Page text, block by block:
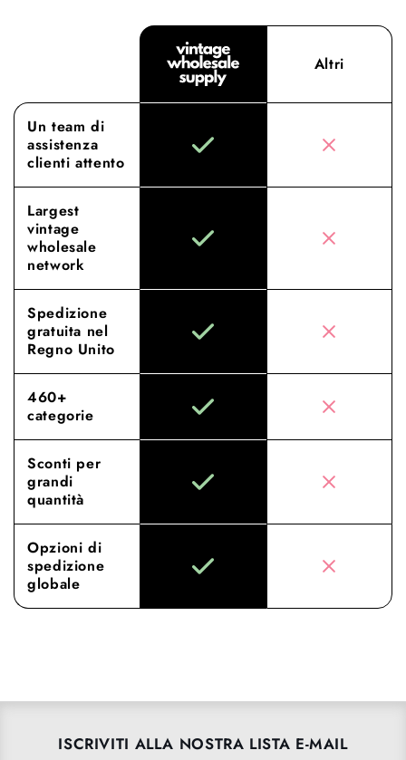
Altri
Un team di
assistenza
clienti attento
Largest
vintage
wholesale
network
Spedizione
gratuita nel
Regno Unito
460+
categorie
Sconti per
grandi
quantità
Opzioni di
spedizione
globale
ISCRIVITI ALLA NOSTRA LISTA E-MAIL